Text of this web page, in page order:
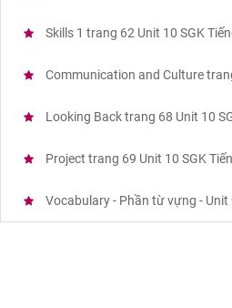
Skills 1 trang 62 Unit 10 SGK
Communication and Culture
Looking Back trang 68 Unit 10
Project trang 69 Unit 10 SGK
Vocabulary - Phần từ vựng - Unit